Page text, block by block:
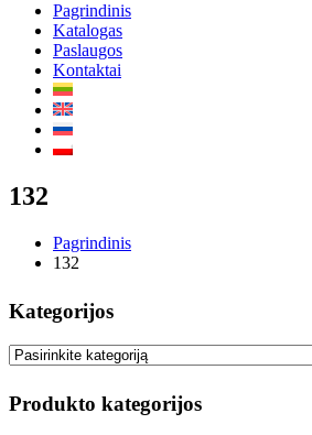
Pagrindinis
Katalogas
Paslaugos
Kontaktai
132
Pagrindinis
132
Kategorijos
Produkto kategorijos